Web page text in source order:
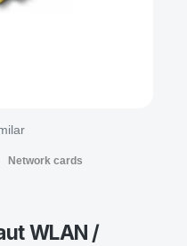
Network cards
WLAN /